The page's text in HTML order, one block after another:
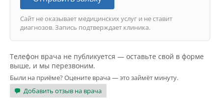
Сайт не оказывает медицинских услуг и не ставит
диагнозов. Запись подтверждает клиника.
Телефон врача не публикуется — оставьте свой в форме
выше, и мы перезвоним.
Были на приёме? Оцените врача — это займёт минуту.
Добавить отзыв на врача